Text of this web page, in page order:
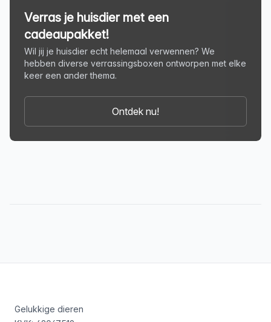
Verras je huisdier met een
cadeaupakket!
Wil jij je huisdier echt helemaal verwennen? We
hebben diverse verrassingsboxen ontworpen met elke
keer een ander thema.
Ontdek nu!
Gelukkige dieren